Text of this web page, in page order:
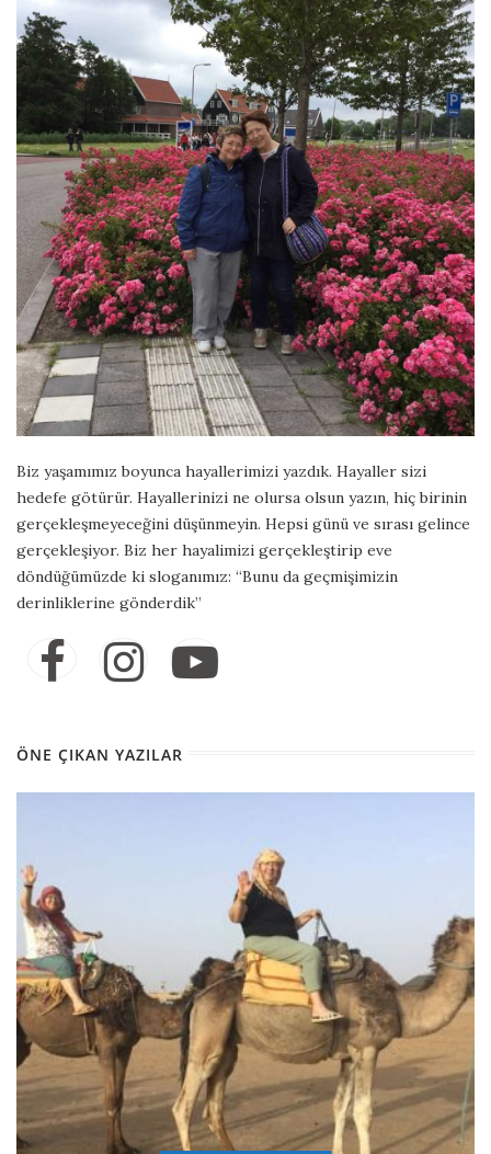
Biz yaşamımız boyunca hayallerimizi yazdık. Hayaller sizi
hedefe götürür. Hayallerinizi ne olursa olsun yazın, hiç birinin
gerçekleşmeyeceğini düşünmeyin. Hepsi günü ve sırası gelince
gerçekleşiyor. Biz her hayalimizi gerçekleştirip eve
döndüğümüzde ki sloganımız: “Bunu da geçmişimizin
derinliklerine gönderdik”
ÖNE ÇIKAN YAZILAR